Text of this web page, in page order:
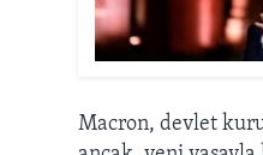
Macron, devlet